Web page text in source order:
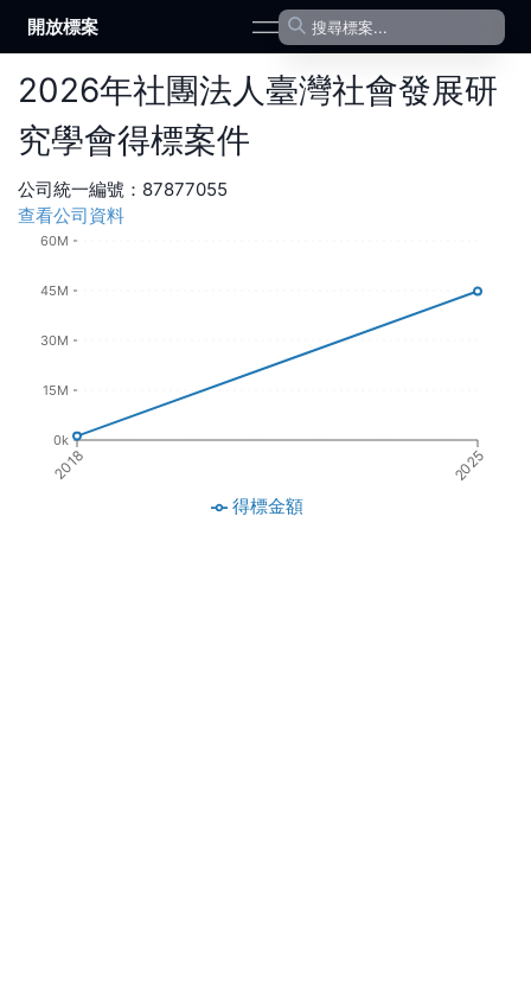
開放標案 open navigation menu
2026年社團法人臺灣社會發展研
究學會得標案件
公司統一編號： 87877055
查看公司資料
2018 2025
0k
15M
30M
45M
60M
得標金額